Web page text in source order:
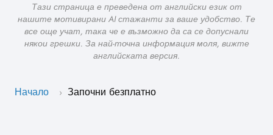
Тази страница е преведена от английски език от
нашите мотивирани AI стажанти за ваше удобство. Те
все още учат, така че е възможно да са се допуснали
някои грешки. За най-точна информация моля, вижте
английската версия.
Начало › Започни безплатно